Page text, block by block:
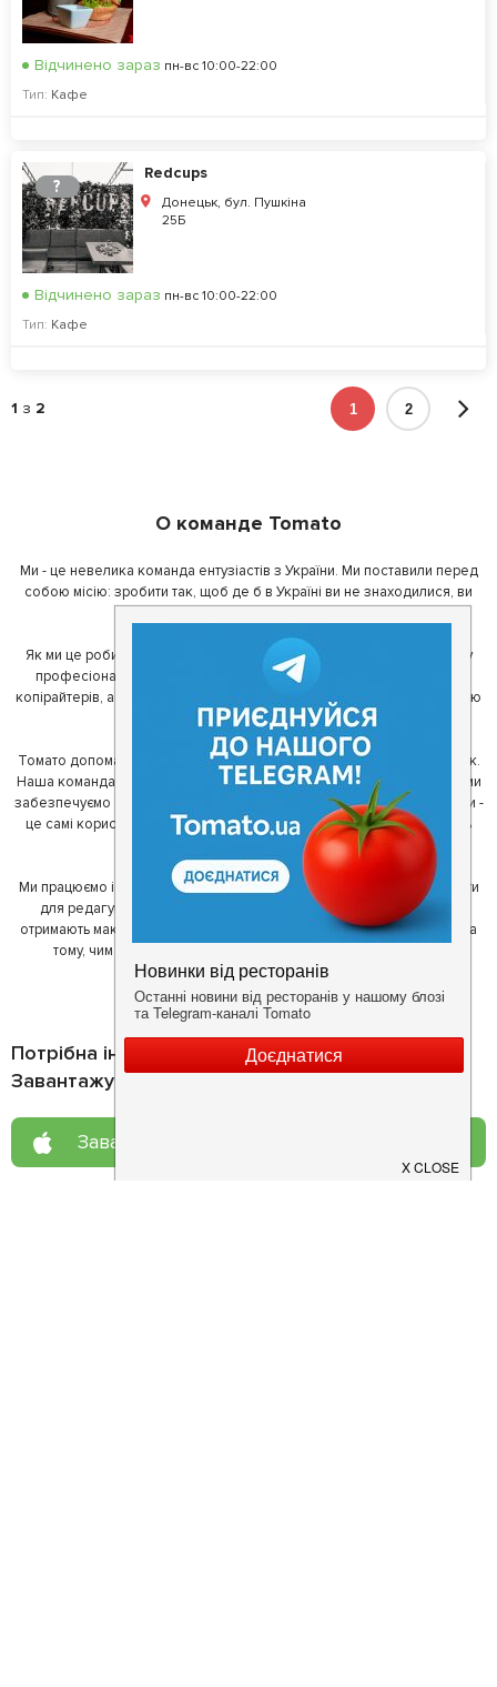
Відчинено зараз пн-вс 10:00-22:00
Тип: Кафе
?
Redcups
Донецьк, бул. Пушкіна
25Б
Відчинено зараз пн-вс 10:00-22:00
Тип: Кафе
1 з 2 1 2
О команде Tomato
Ми - це невелика команда ентузіастів з України. Ми поставили перед
собою місію: зробити так, щоб де б в Україні ви не знаходилися, ви
Як ми це робимо? Для початку, ми зібрали приголомшливу команду
професіоналів - фахівців з дизайну, програмування, маркетингу,
копірайтерів, а за сумісництвом - любителів гарної їжі. З їх допомогою
ми створили Томато.
Томато допомагає своїм користувачам знайти цікаві місця неподалік.
Наша команда регулярно зв'язується з ресторанами - таким чином ми
забезпечуємо актуальність інформації. Друга частина нашої команди -
це самі користувачі, які діляться своїми враженнями і допомагають
один одному у виборі кращих місць.
Ми працюємо і з ресторанами. Для них ми надаємо зручні інструменти
для редагування інформації про себе - в результаті відвідувачі
отримають максимум інформації, а ресторан зможе зосередитися на
тому, чим він любить займатися більше всього - смачній їжі.
Потрібна інформація про заклад?
Завантажуйте додаток!
Завантажте у